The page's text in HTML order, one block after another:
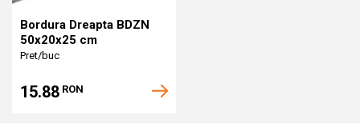
Bordura Dreapta BDZN
50x20x25 cm
Pret/buc
15.88 RON